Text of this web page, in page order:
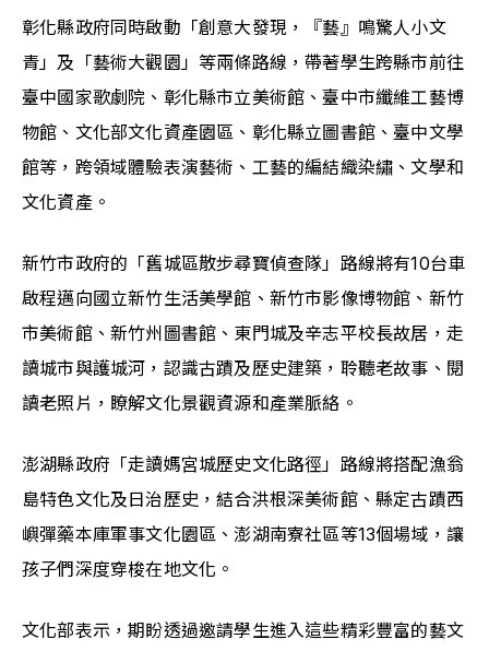
彰化縣政府同時啟動「創意大發現，『藝』鳴驚人小文
青」及「藝術大觀園」等兩條路線，帶著學生跨縣市前往
臺中國家歌劇院、彰化縣市立美術館、臺中市纖維工藝博
物館、文化部文化資產園區、彰化縣立圖書館、臺中文學
館等，跨領域體驗表演藝術、工藝的編結織染繡、文學和
文化資產。
新竹市政府的「舊城區散步尋寶偵查隊」路線將有10台車
啟程邁向國立新竹生活美學館、新竹市影像博物館、新竹
市美術館、新竹州圖書館、東門城及辛志平校長故居，走
讀城市與護城河，認識古蹟及歷史建築，聆聽老故事、閱
讀老照片，瞭解文化景觀資源和產業脈絡。
澎湖縣政府「走讀媽宮城歷史文化路徑」路線將搭配漁翁
島特色文化及日治歷史，結合洪根深美術館、縣定古蹟西
嶼彈藥本庫軍事文化園區、澎湖南寮社區等13個場域，讓
孩子們深度穿梭在地文化。
文化部表示，期盼透過邀請學生進入這些精彩豐富的藝文